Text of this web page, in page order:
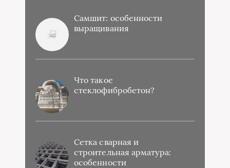
Самшит: особенности
выращивания
Что такое
стеклофибробетон?
Сетка сварная и
строительная арматура:
особенности